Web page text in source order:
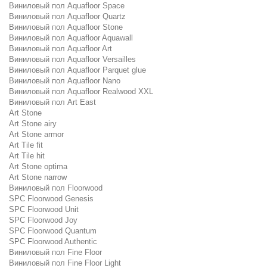
Виниловый пол Aquafloor Space
Виниловый пол Aquafloor Quartz
Виниловый пол Aquafloor Stone
Виниловый пол Aquafloor Aquawall
Виниловый пол Aquafloor Art
Виниловый пол Aquafloor Versailles
Виниловый пол Aquafloor Parquet glue
Виниловый пол Aquafloor Nano
Виниловый пол Aquafloor Realwood XXL
Виниловый пол Art East
Art Stone
Art Stone airy
Art Stone armor
Art Tile fit
Art Tile hit
Art Stone optima
Art Stone narrow
Виниловый пол Floorwood
SPC Floorwood Genesis
SPC Floorwood Unit
SPC Floorwood Joy
SPC Floorwood Quantum
SPC Floorwood Authentic
Виниловый пол Fine Floor
Виниловый пол Fine Floor Light